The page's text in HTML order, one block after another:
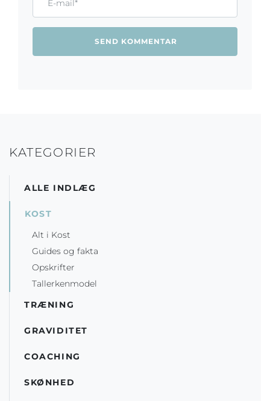
KATEGORIER
ALLE INDLÆG
KOST
Alt i Kost
Guides og fakta
Opskrifter
Tallerkenmodel
TRÆNING
GRAVIDITET
COACHING
SKØNHED